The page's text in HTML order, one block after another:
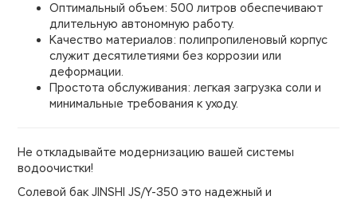
Оптимальный объем: 500 литров обеспечивают
длительную автономную работу.
Качество материалов: полипропиленовый корпус
служит десятилетиями без коррозии или
деформации.
Простота обслуживания: легкая загрузка соли и
минимальные требования к уходу.
Не откладывайте модернизацию вашей системы
водоочистки!
Солевой бак JINSHI JS/Y-350 это надежный и